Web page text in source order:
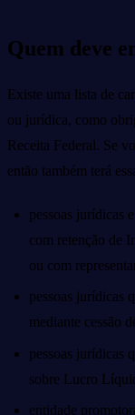
Quem deve
Existe uma lista de
ou jurídica, como
Receita Federal. Se
então também terá
pessoas jurídicas
com retenção de
ou com
pessoas jurídicas
mediante cessão
pessoas jurídicas
sobre Lucro
entidade